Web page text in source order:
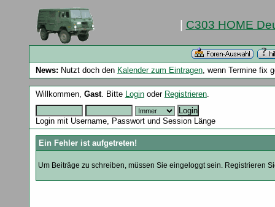
C303 HOME
News: Nutzt doch den Kalender zum Eintragen, wenn Termine fix
Willkommen, Gast. Bitte Loginoder Registrieren.
Login mit Username, Passwort und Session Länge
Ein Fehler ist aufgetreten!
Um Beiträge zu schreiben, müssen Sie eingeloggt sein. Registrieren